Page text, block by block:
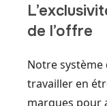
de l’offre
Notre
travailler en
marques pour